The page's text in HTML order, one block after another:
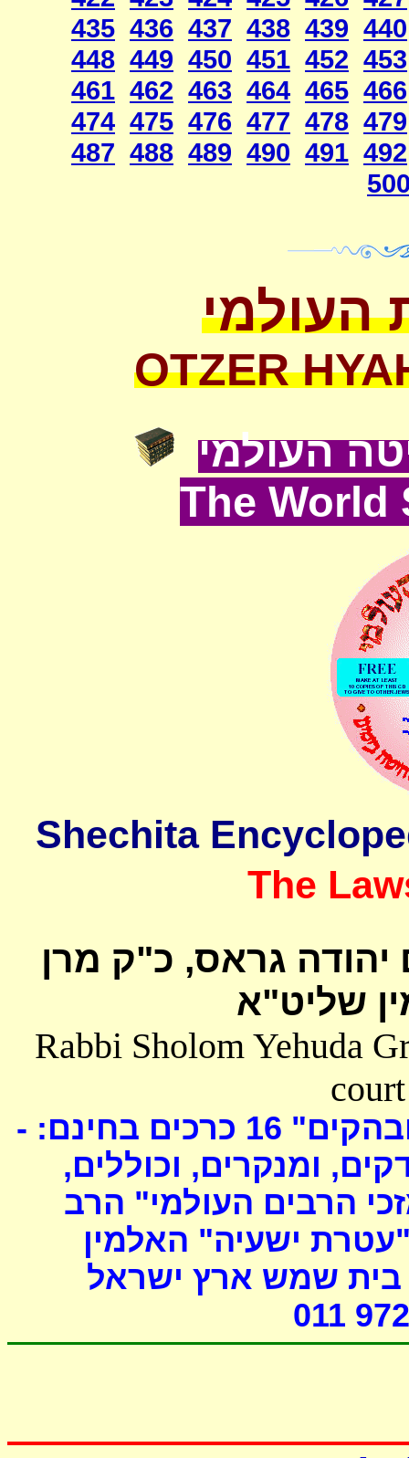
435 436 437 438 439 440
448 449 450 451 452 453
461 462 463 464 465 466
474 475 476 477 478 479
487 488 489 490 491 492
העולמי
OTZER
העולמי
The World
The
גראס, כ"ק מרן
שליט"א
Rabbi Sholom Yehuda
כרכים בחינם: -
ומנקרים, וכוללים,
הרבים העולמי" הרב
ישעיה" האלמין
שמש ארץ ישראל
011